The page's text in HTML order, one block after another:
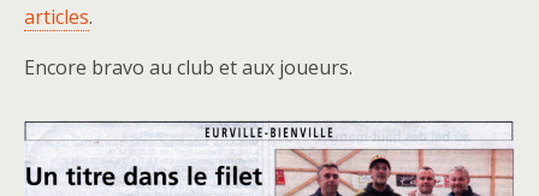
articles.
Encore bravo au club et aux joueurs.